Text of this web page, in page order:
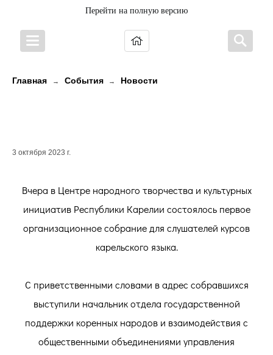
Перейти на полную версию
Главная → События → Новости
3 октября 2023 г.
Вчера в Центре народного творчества и культурных
инициатив Республики Карелии состоялось первое
организационное собрание для слушателей курсов
карельского языка.
С приветственными словами в адрес собравшихся
выступили начальник отдела государственной
поддержки коренных народов и взаимодействия с
общественными объединениями управления